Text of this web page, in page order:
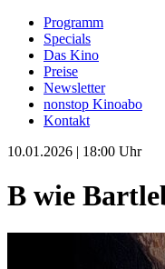
Programm
Specials
Das Kino
Preise
Newsletter
nonstop Kinoabo
Kontakt
10.01.2026 | 18:00 Uhr
B wie